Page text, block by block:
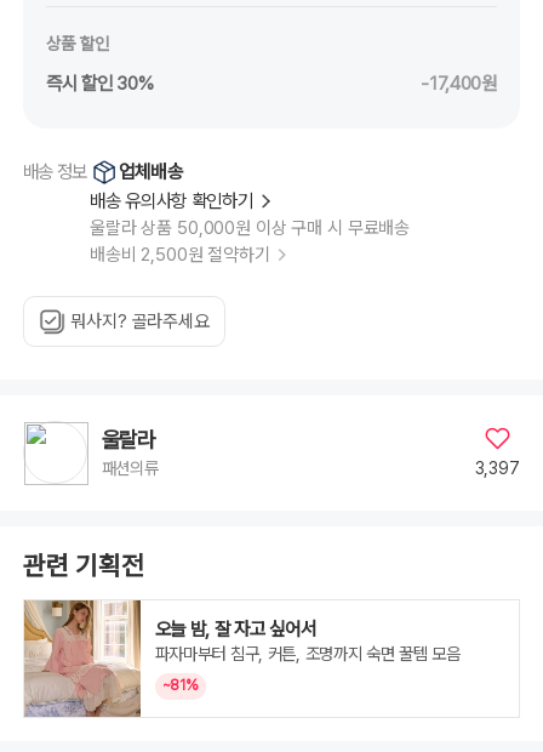
상품 할인
즉시 할인 30% -17,400원
배송 정보
업체배송
배송 유의사항 확인하기
울랄라 상품 50,000원 이상 구매 시 무료배송
배송비 2,500원 절약하기
뭐사지? 골라주세요
울랄라
패션의류 3,397
관련 기획전
오늘 밤, 잘 자고 싶어서
파자마부터 침구, 커튼, 조명까지 숙면 꿀템 모음
~81%